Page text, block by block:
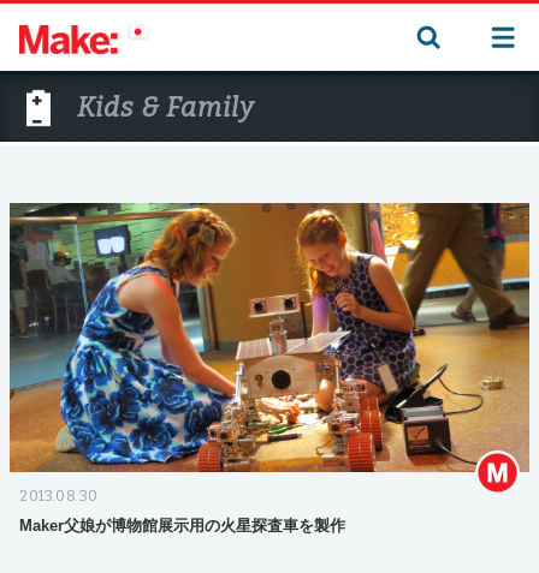
Kids & Family
2013.08.30
Maker父娘が博物館展示用の火星探査車を製作